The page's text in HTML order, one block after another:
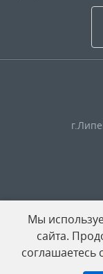
©
Мы
сайта.
соглашаетесь с